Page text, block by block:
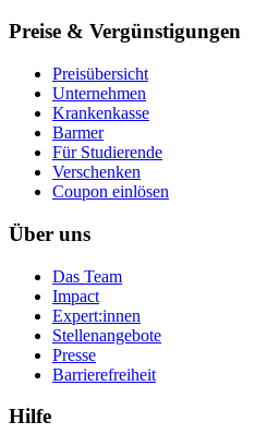
Preise & Vergünstigungen
Preisübersicht
Unternehmen
Krankenkasse
Barmer
Für Studierende
Ver­schen­ken
Coupon einlösen
Über uns
Das Team
Impact
Expert:innen
Stellenangebote
Presse
Barrierefreiheit
Hilfe